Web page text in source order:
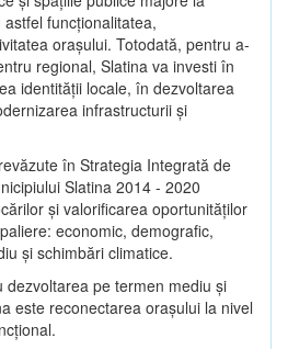
funcţionalitatea,
oraşului. Totodată, pentru a-
regional, Slatina va investi în
identităţii locale, în dezvoltarea
infrastructurii şi
în Strategia Integrată de
Slatina 2014 - 2020
şi valorificarea oportunităţilor
economic, demografic,
şi schimbări climatice.
dezvoltarea pe termen mediu şi
este reconectarea oraşului la nivel